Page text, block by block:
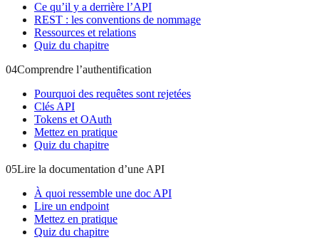
Ce qu’il y a derrière l’API
REST : les conventions de nommage
Ressources et relations
Quiz du chapitre
04Comprendre l’authentification
Pourquoi des requêtes sont rejetées
Clés API
Tokens et OAuth
Mettez en pratique
Quiz du chapitre
05Lire la documentation d’une API
À quoi ressemble une doc API
Lire un endpoint
Mettez en pratique
Quiz du chapitre